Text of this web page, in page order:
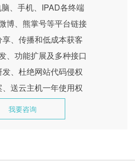
、手机、IPAD各终端
博、熊掌号等平台链接
、传播和低成本获客
、功能扩展及多种接口
、杜绝网站代码侵权
送云主机一年使用权
我要咨询